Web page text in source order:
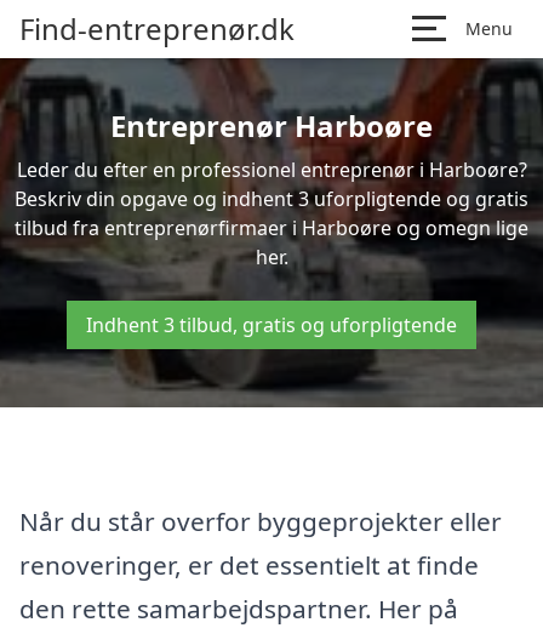
Find-entreprenør.dk Menu
Entreprenør Harboøre
Leder du efter en professionel entreprenør i Harboøre?
Beskriv din opgave og indhent 3 uforpligtende og gratis
tilbud fra entreprenørfirmaer i Harboøre og omegn lige
her.
Indhent 3 tilbud, gratis og uforpligtende
Når du står overfor byggeprojekter eller
renoveringer, er det essentielt at finde
den rette samarbejdspartner. Her på